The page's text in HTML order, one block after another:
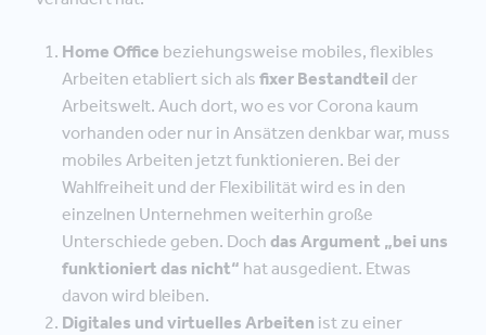
Home Office beziehungsweise mobiles, flexibles
Arbeiten etabliert sich als fixer Bestandteil der
Arbeitswelt. Auch dort, wo es vor Corona kaum
vorhanden oder nur in Ansätzen denkbar war, muss
mobiles Arbeiten jetzt funktionieren. Bei der
Wahlfreiheit und der Flexibilität wird es in den
einzelnen Unternehmen weiterhin große
Unterschiede geben. Doch das Argument „bei uns
funktioniert das nicht“ hat ausgedient. Etwas
davon wird bleiben.
Digitales und virtuelles Arbeiten ist zu einer